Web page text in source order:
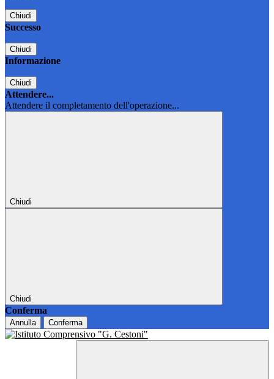
Chiudi
Successo
Chiudi
Informazione
Chiudi
Attendere...
Attendere il completamento dell'operazione...
Chiudi
Chiudi
Conferma
Annulla Conferma